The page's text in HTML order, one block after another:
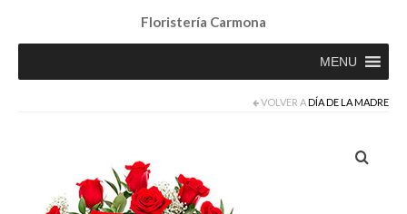
Floristería Carmona
MENU
VOLVER ADÍA DE LA MADRE